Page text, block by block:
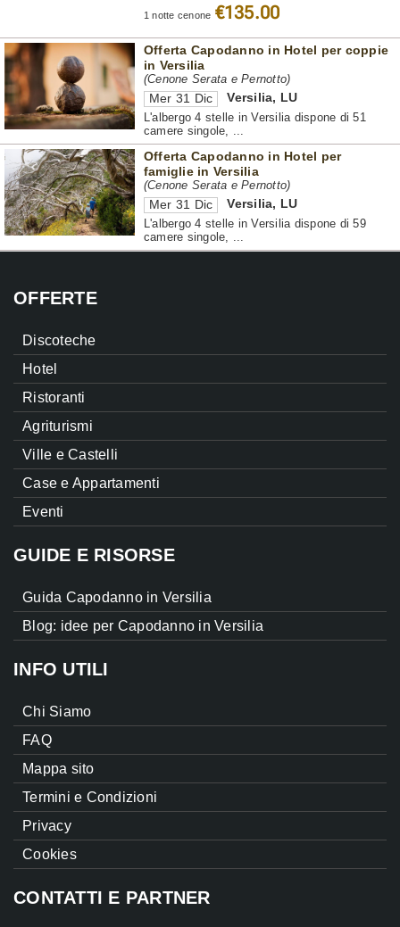
1 notte cenone €135.00
Offerta Capodanno in Hotel per coppie
in Versilia
(Cenone Serata e Pernotto)
Mer 31 Dic Versilia, LU
L'albergo 4 stelle in Versilia dispone di 51
camere singole, ...
Offerta Capodanno in Hotel per
famiglie in Versilia
(Cenone Serata e Pernotto)
Mer 31 Dic Versilia, LU
L'albergo 4 stelle in Versilia dispone di 59
camere singole, ...
OFFERTE
Discoteche
Hotel
Ristoranti
Agriturismi
Ville e Castelli
Case e Appartamenti
Eventi
GUIDE E RISORSE
Guida Capodanno in Versilia
Blog: idee per Capodanno in Versilia
INFO UTILI
Chi Siamo
FAQ
Mappa sito
Termini e Condizioni
Privacy
Cookies
CONTATTI E PARTNER